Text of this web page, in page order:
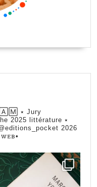
⭑ Jury
2025 littérature ⭑
2026